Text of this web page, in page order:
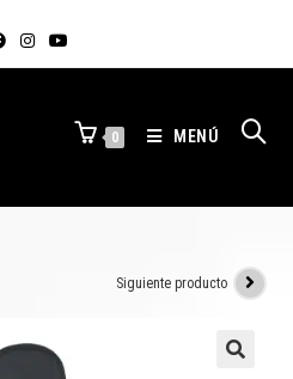
0 MENÚ
Siguiente producto